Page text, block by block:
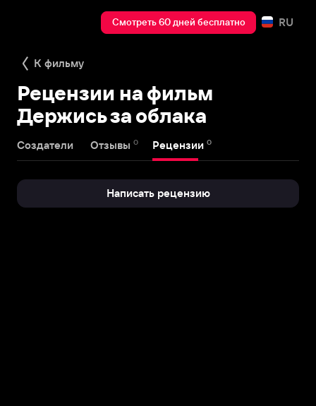
Смотреть 60 дней бесплатно RU
К фильму
Рецензии на фильм
Держись за облака
Создатели Отзывы 0 Рецензии 0
Написать рецензию